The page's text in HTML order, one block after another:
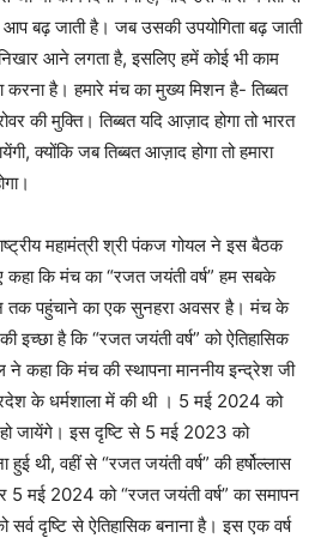
बढ़ जाती है। जब उसकी उपयोगिता बढ़ जाती
आने लगता है, इसलिए हमें कोई भी काम
करना है। हमारे मंच का मुख्य मिशन है- तिब्बत
की मुक्ति। तिब्बत यदि आज़ाद होगा तो भारत
क्योंकि जब तिब्बत आज़ाद होगा तो हमारा
महामंत्री श्री पंकज गोयल ने इस बैठक
कहा कि मंच का “रजत जयंती वर्ष” हम सबके
पहुंचाने का एक सुनहरा अवसर है। मंच के
इच्छा है कि “रजत जयंती वर्ष” को ऐतिहासिक
कहा कि मंच की स्थापना माननीय इन्द्रेश जी
के धर्मशाला में की थी । 5 मई 2024 को
जायेंगे। इस दृष्टि से 5 मई 2023 को
हुई थी, वहीं से “रजत जयंती वर्ष” की हर्षोल्लास
मई 2024 को “रजत जयंती वर्ष” का समापन
सर्व दृष्टि से ऐतिहासिक बनाना है। इस एक वर्ष